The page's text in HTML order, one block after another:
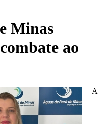
Minas
ao
A